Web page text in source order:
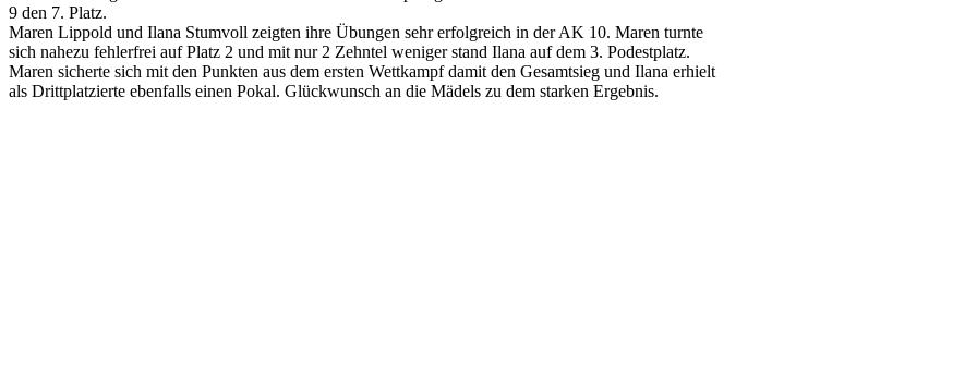
9 den 7. Platz.
Maren Lippold und Ilana Stumvoll zeigten ihre Übungen sehr erfolgreich in der AK 10. Maren turnte
sich nahezu fehlerfrei auf Platz 2 und mit nur 2 Zehntel weniger stand Ilana auf dem 3. Podestplatz.
Maren sicherte sich mit den Punkten aus dem ersten Wettkampf damit den Gesamtsieg und Ilana erhielt
als Drittplatzierte ebenfalls einen Pokal. Glückwunsch an die Mädels zu dem starken Ergebnis.